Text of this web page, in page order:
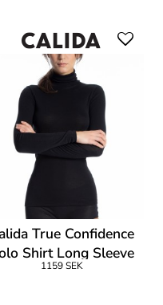
True Confidence
Shirt Long Sleeve
1159 SEK